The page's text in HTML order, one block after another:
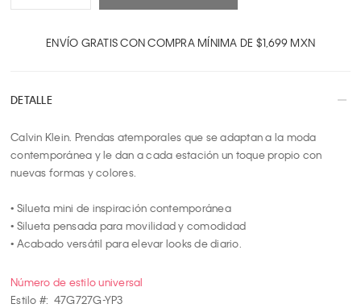
5
7
10
ENVÍO GRATIS CON COMPRA MÍNIMA DE $1,699 MXN
DETALLE
Calvin Klein. Prendas atemporales que se adaptan a la moda
contemporánea y le dan a cada estación un toque propio con
nuevas formas y colores.
• Silueta mini de inspiración contemporánea
• Silueta pensada para movilidad y comodidad
• Acabado versátil para elevar looks de diario.
Número de estilo universal
Estilo #: 47G727G-YP3